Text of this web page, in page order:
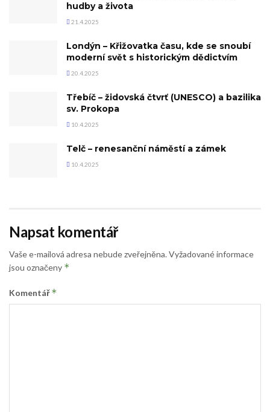
hudby a života
21.4.2025
Londýn – Křižovatka času, kde se snoubí
moderní svět s historickým dědictvím
20.4.2025
Třebíč – židovská čtvrť (UNESCO) a bazilika
sv. Prokopa
10.4.2025
Telč – renesanční náměstí a zámek
10.4.2025
Napsat komentář
Vaše e-mailová adresa nebude zveřejněna. Vyžadované informace
jsou označeny *
Komentář*